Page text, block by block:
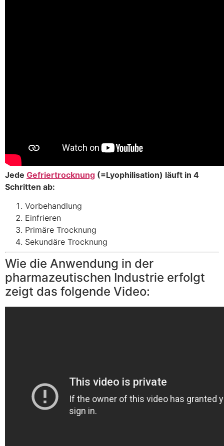
Jede Gefriertrocknung (=Lyophilisation) läuft in 4
Schritten ab:
Vorbehandlung
Einfrieren
Primäre Trocknung
Sekundäre Trocknung
Wie die Anwendung in der
pharmazeutischen Industrie erfolgt
zeigt das folgende Video: